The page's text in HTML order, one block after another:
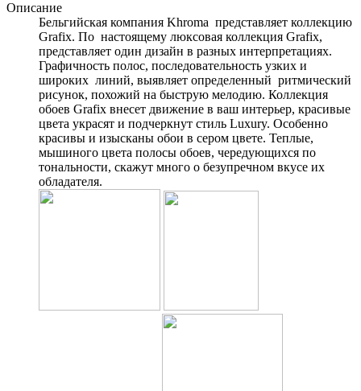
Описание
Бельгийская компания Khroma представляет коллекцию
Grafix. По настоящему люксовая коллекция Grafix,
представляет один дизайн в разных интерпретациях.
Графичность полос, последовательность узких и
широких линий, выявляет определенный ритмический
рисунок, похожий на быструю мелодию. Коллекция
обоев Grafix внесет движение в ваш интерьер, красивые
цвета украсят и подчеркнут стиль Luxury. Особенно
красивы и изысканы обои в сером цвете. Теплые,
мышиного цвета полосы обоев, чередующихся по
тональности, скажут много о безупречном вкусе их
обладателя.